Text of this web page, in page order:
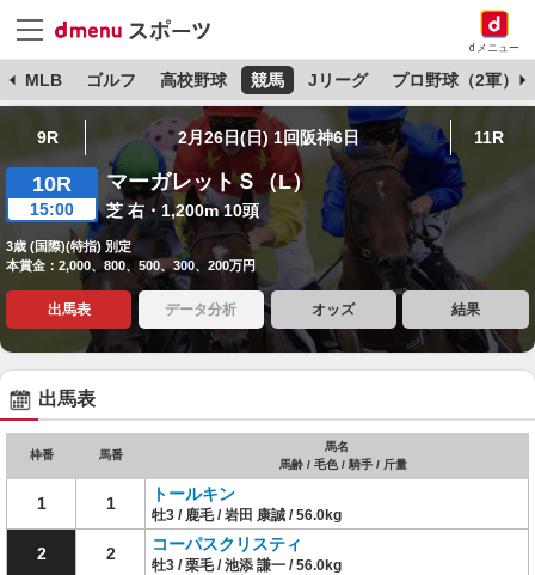
dメニュー
MLB ゴルフ 高校野球 競馬 Jリーグ プロ野球（2軍）
9R 2月26日(日) 1回阪神6日 11R
10R
15:00
マーガレットＳ（L）
芝 右・1,200m 10頭
3歳 (国際)(特指) 別定
本賞金：2,000、800、500、300、200万円
出馬表 データ分析 オッズ 結果
出馬表
枠番 馬番
馬名
馬齢 / 毛色 / 騎手 / 斤量
1 1 トールキン
牡3 / 鹿毛 / 岩田 康誠 / 56.0kg
2 2 コーパスクリスティ
牡3 / 栗毛 / 池添 謙一 / 56.0kg